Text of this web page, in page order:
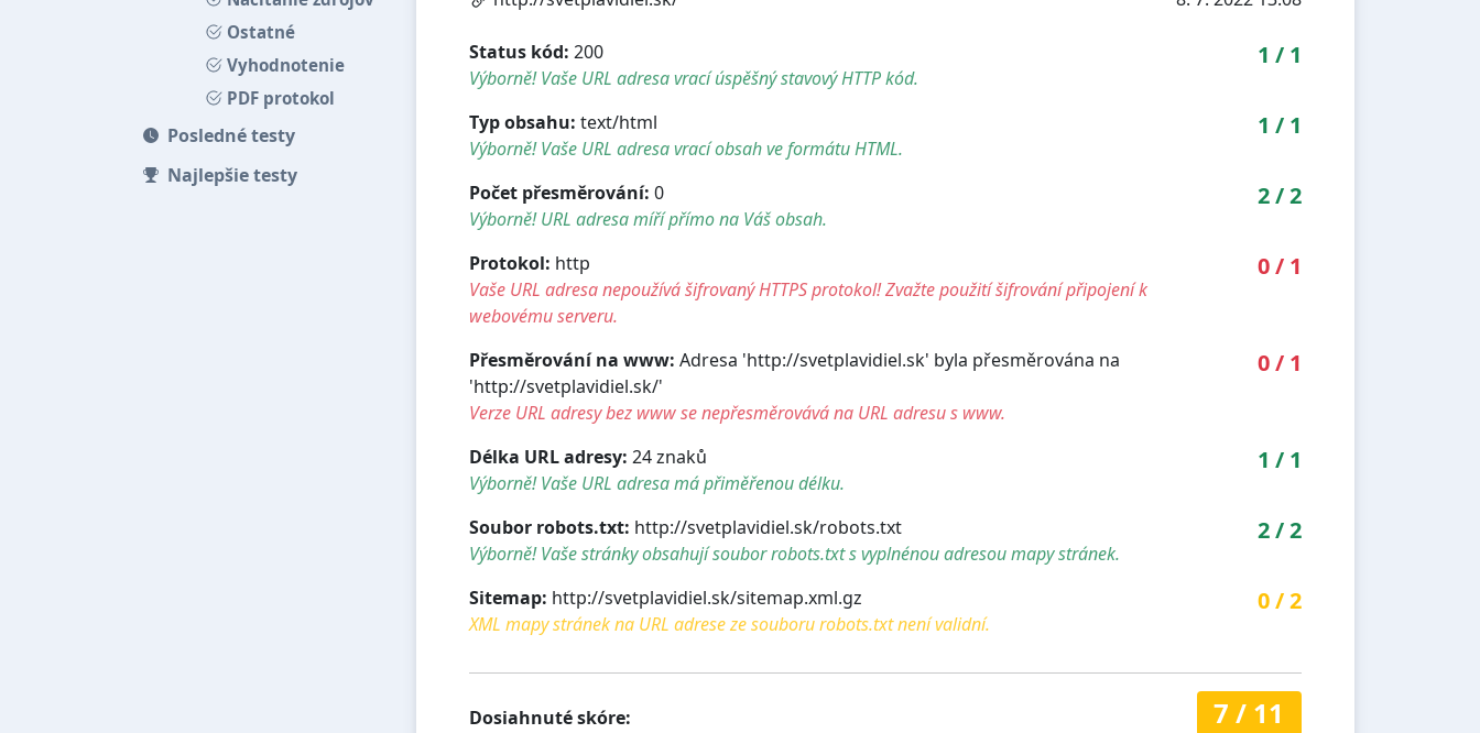
Ostatné
Vyhodnotenie
PDF protokol
Posledné testy
Najlepšie testy
Status kód: 200
Výborně! Vaše URL adresa vrací úspěšný stavový HTTP kód.
1 / 1
Typ obsahu: text/html
Výborně! Vaše URL adresa vrací obsah ve formátu HTML.
1 / 1
Počet přesměrování: 0
Výborně! URL adresa míří přímo na Váš obsah.
2/2
Protokol: http
Vaše URL adresa nepoužívá šifrovaný HTTPS protokol! Zvažte použití šifrování připojení k
webovému serveru.
0/ 1
Přesměrování na www: Adresa 'http://svetplavidiel.sk' byla přesměrována na
'http://svetplavidiel.sk/'
Verze URL adresy bez www se nepřesměrovává na URL adresu s www.
0/ 1
Délka URL adresy: 24 znaků
Výborně! Vaše URL adresa má přiměřenou délku.
1 / 1
Soubor robots.txt: http://svetplavidiel.sk/robots.txt
Výborně! Vaše stránky obsahují soubor robots.txt s vyplnénou adresou mapy stránek.
2/2
Sitemap: http://svetplavidiel.sk/sitemap.xml.gz
XML mapy stránek na URL adrese ze souboru robots.txt není validní.
0/2
Dosiahnuté skóre: 7 / 11